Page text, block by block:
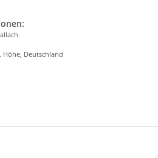
Höhe, Deutschland